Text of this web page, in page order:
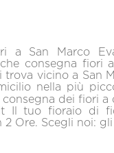
a San Marco
consegna fiori
trova vicino a San
nella più
consegna dei fiori
Il tuo fioraio di
2 Ore. Scegli noi: